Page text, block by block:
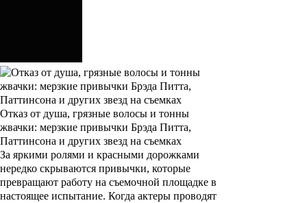
Отказ от душа, грязные волосы и тонны
жвачки: мерзкие привычки Брэда Питта,
Паттинсона и других звезд на съемках
За яркими ролями и красными дорожками
нередко скрываются привычки, которые
превращают работу на съемочной площадке в
настоящее испытание. Когда актеры проводят